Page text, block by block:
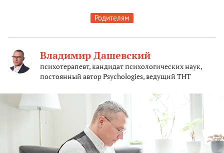
Родителям
Владимир Дашевский
психотерапевт, кандидат психологических наук,
постоянный автор Psychologies, ведущий ТНТ